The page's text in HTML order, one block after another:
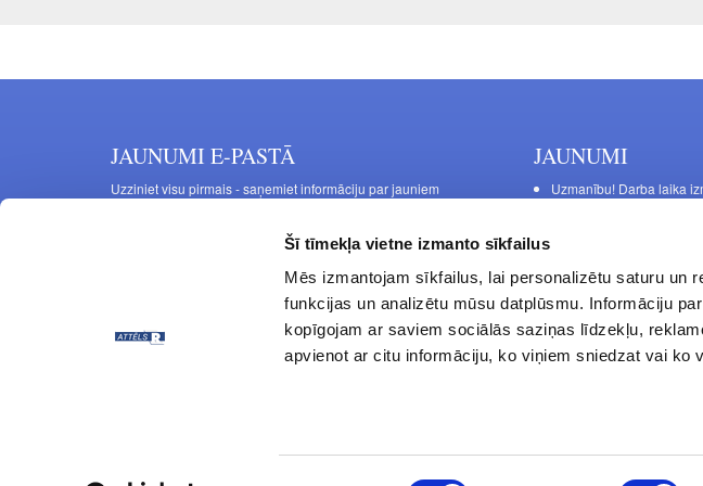
Šī tīmekļa vietne izmanto sīkfailus
Mēs izmantojam sīkfailus, lai personalizētu saturu un
funkcijas un analizētu mūsu datplūsmu. Informāciju
kopīgojam ar saviem sociālās saziņas līdzekļu,
apvienot ar citu informāciju, ko viņiem sniedzat vai ko
JAUNUMI E-PASTĀ
Uzziniet visu pirmais - saņemiet informāciju par jauniem
JAUNUMI
Uzmanību! Darba laika
© ATTĒLS R 1997 - 2024 Visas tiesības aizsargātas. Privātuma politika